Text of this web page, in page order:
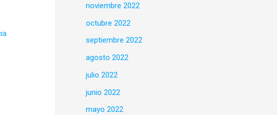
noviembre 2022
octubre 2022
septiembre 2022
agosto 2022
julio 2022
junio 2022
mayo 2022